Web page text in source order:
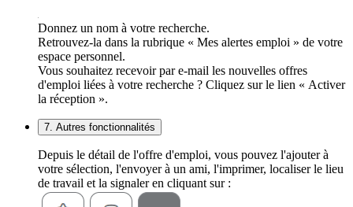
Donnez un nom à votre recherche.
Retrouvez-la dans la rubrique « Mes alertes emploi » de votre
espace personnel.
Vous souhaitez recevoir par e-mail les nouvelles offres
d'emploi liées à votre recherche ? Cliquez sur le lien « Activer
la réception ».
7. Autres fonctionnalités
Depuis le détail de l'offre d'emploi, vous pouvez l'ajouter à
votre sélection, l'envoyer à un ami, l'imprimer, localiser le lieu
de travail et la signaler en cliquant sur :